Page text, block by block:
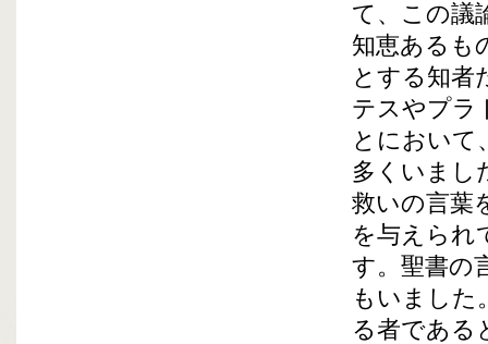
て、この議
知恵あるも
とする知者
テスやプラ
とにおいて
多くいまし
救いの言葉
を与えられ
す。聖書の
もいました
る者である